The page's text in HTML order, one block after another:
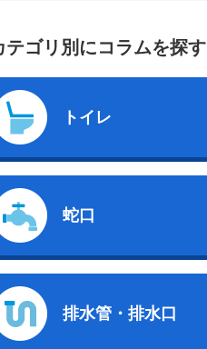
テゴリ別にコラムを探す
トイレ
蛇口
排水管・排水口